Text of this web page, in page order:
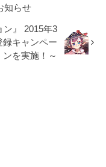
知らせ
ン』 2015年3
録キャンペー
ンを実施！～